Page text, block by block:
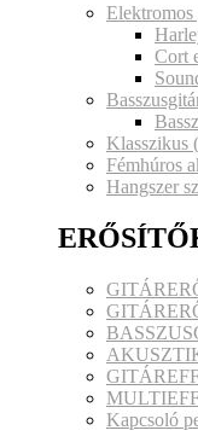
Elektromos
Cort
Klasszikus
Fémhúros
Hangszer
Kapcsoló